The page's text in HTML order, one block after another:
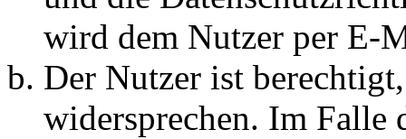
wird dem Nutzer per E-
Der Nutzer ist
widersprechen. Im Falle